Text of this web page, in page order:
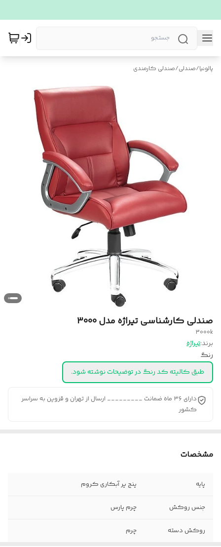
پالونیا/صندلی/صندلی کارمندی
صندلی کارشناسی تیراژه مدل 3000
3000k
برند:تیراژه
رنگ
طبق کالیته کد رنگ در توضیحات نوشته شود.
دارای ۳۶ ماه ضمانت _________ ارسال از تهران و قزوین به سراسر
کشور
مشخصات
پایه پنج پر آبکاری کروم
جنس روکش چرم پارس
روکش دسته چرم